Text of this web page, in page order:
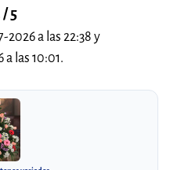
/ 5
2026 a las 22:38 y
las 10:01.